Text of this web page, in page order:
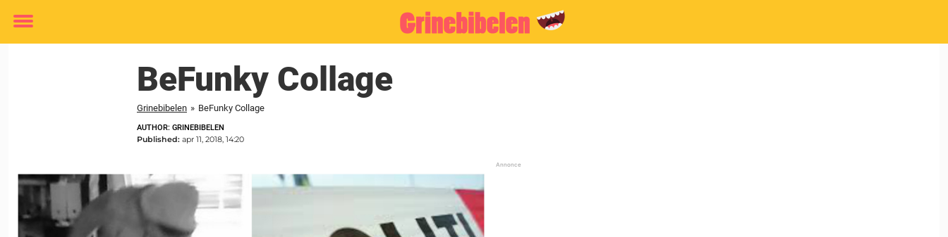
Toggle
BeFunky Collage
Grinebibelen » BeFunky Collage
AUTHOR: GRINEBIBELEN
Published: apr 11, 2018, 14:20